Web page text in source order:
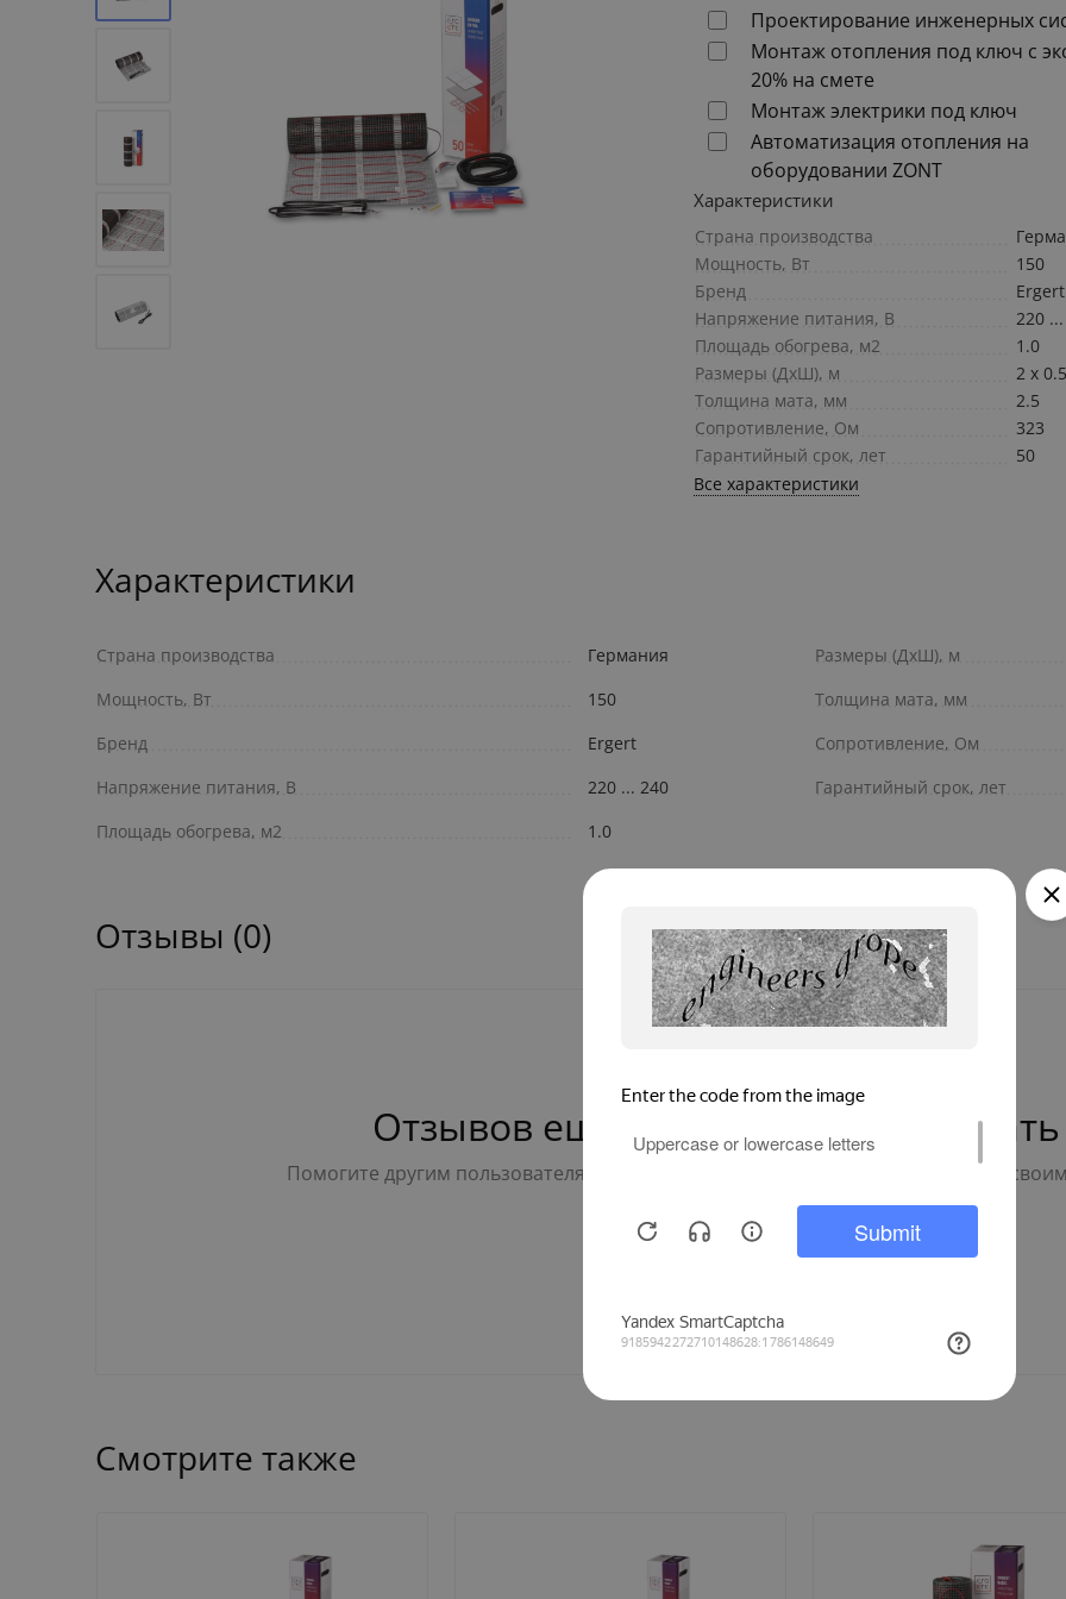
Проектирование инженерных
Монтаж отопления под ключ с
20% на смете
Монтаж электрики под ключ
Автоматизация отопления на
оборудовании ZONT
Характеристики
Страна производства
Мощность, Вт
150
Бренд
Ergert
Напряжение питания, В
220
Площадь обогрева, м2
1.0
Размеры (ДxШ), м
2 x 0.5
Толщина мата, мм
2.5
Сопротивление, Ом
323
Гарантийный срок, лет
50
Все характеристики
Характеристики
Страна производства
Германия
Мощность, Вт
150
Бренд
Ergert
Напряжение питания, В
220 ... 240
Площадь обогрева, м2
1.0
Размеры (ДxШ), м
Толщина мата, мм
Сопротивление, Ом
Гарантийный срок, лет
Отзывы (0)
Отзывов ещё нет — ваш может
Помогите другим пользователям с выбором - будьте первым, кто поделится
Написать отзыв
Смотрите также